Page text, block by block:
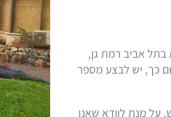
אביב רמת גן,
יש לבצע מספר